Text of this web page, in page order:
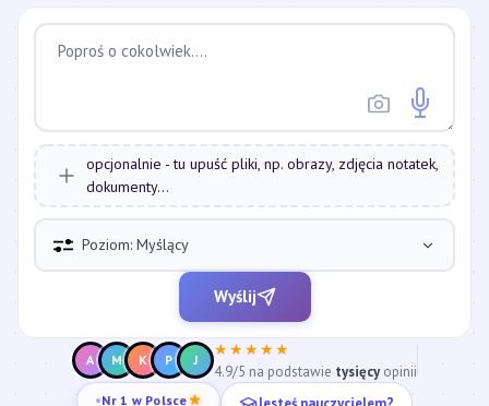
opcjonalnie - tu upuść pliki, np. obrazy, zdjęcia notatek,
dokumenty...
Poziom: Myślący
Wyślij
A M K P J
★★★★★
4.9/5 na podstawie tysięcyopinii